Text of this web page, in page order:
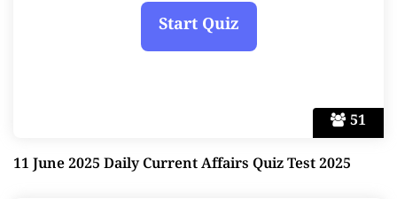
51
11 June 2025 Daily Current Affairs Quiz Test 2025